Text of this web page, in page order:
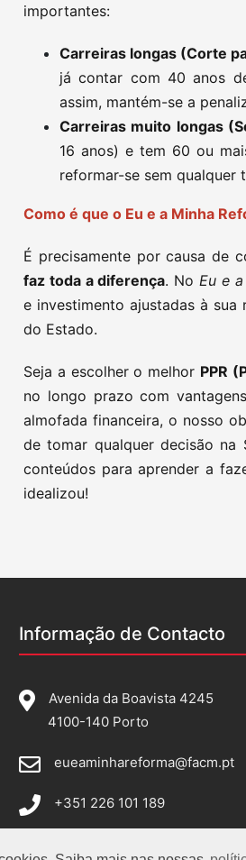
importantes:
Carreiras longas (Corte
já contar com 40 anos
assim, mantém-se a
Carreiras muito longas
16 anos) e tem 60 ou
reformar-se sem qualquer
Como é que o Eu e a Minha
É precisamente por causa de
faz toda a diferença. NoEu e
e investimento ajustadas à sua
do Estado.
Seja a escolher o melhor PPR
no longo prazo com
almofada financeira, o nosso
de tomar qualquer decisão na
conteúdos para aprender a
idealizou!
Informação de Contacto
Avenida da Boavista 4245
4100-140 Porto
eueaminhareforma@facm.pt
+351 226 101 189